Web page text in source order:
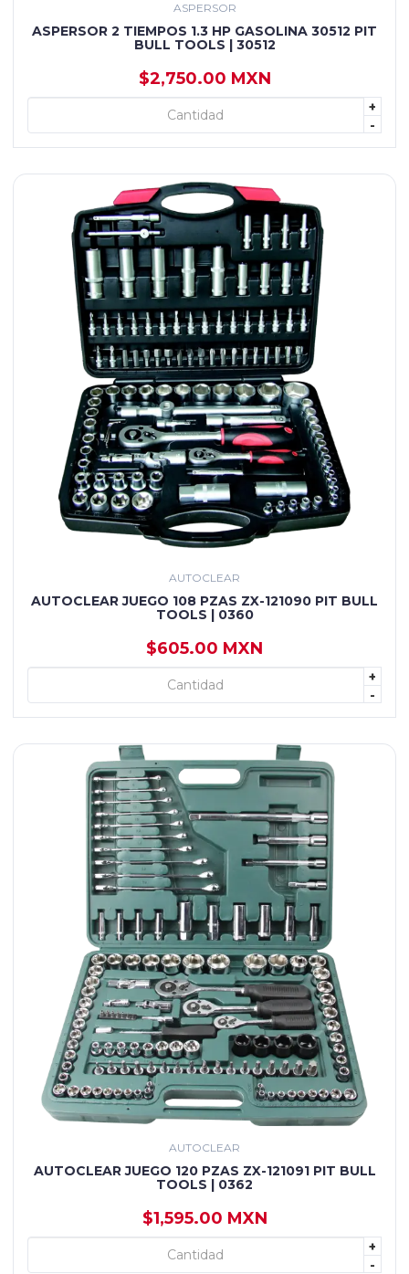
ASPERSOR
ASPERSOR 2 TIEMPOS 1.3 HP GASOLINA 30512 PIT
BULL TOOLS | 30512
$2,750.00 MXN
+
-
+ AGREGAR
AUTOCLEAR
AUTOCLEAR JUEGO 108 PZAS ZX-121090 PIT BULL
TOOLS | 0360
$605.00 MXN
+
-
+ AGREGAR
AUTOCLEAR
AUTOCLEAR JUEGO 120 PZAS ZX-121091 PIT BULL
TOOLS | 0362
$1,595.00 MXN
+
-
+ AGREGAR